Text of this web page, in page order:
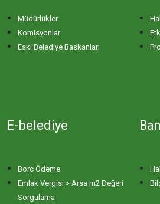
Müdürlükler
Komisyonlar
Eski Belediye Başkanları
E-belediye
Borç Ödeme
Emlak Vergisi > Arsa m2 Değeri
Sorgulama